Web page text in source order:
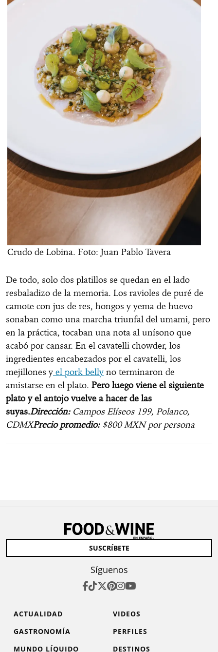
Crudo de Lobina. Foto: Juan Pablo Tavera
De todo, solo dos platillos se quedan en el lado
resbaladizo de la memoria. Los ravioles de puré de
camote con jus de res, hongos y yema de huevo
sonaban como una marcha triunfal del umami, pero
en la práctica, tocaban una nota al unísono que
acabó por cansar. En el cavatelli chowder, los
ingredientes encabezados por el cavatelli, los
mejillones y el pork belly no terminaron de
amistarse en el plato. Pero luego viene el siguiente
plato y el antojo vuelve a hacer de las
suyas.Dirección:Campos Elíseos 199, Polanco,
CDMXPrecio promedio:$800 MXN por persona
SUSCRÍBETE
Síguenos
ACTUALIDAD
VIDEOS
GASTRONOMÍA
PERFILES
MUNDO LÍQUIDO
DESTINOS